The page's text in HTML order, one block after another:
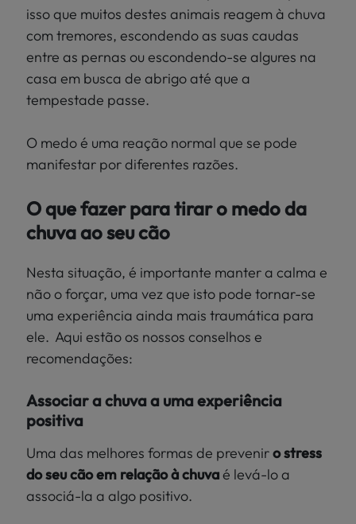
isso que muitos destes animais reagem à chuva
com tremores, escondendo as suas caudas
entre as pernas ou escondendo-se algures na
casa em busca de abrigo até que a
tempestade passe.
O medo é uma reação normal que se pode
manifestar por diferentes razões.
O que fazer para tirar o medo da
chuva ao seu cão
Nesta situação, é importante manter a calma e
não o forçar, uma vez que isto pode tornar-se
uma experiência ainda mais traumática para
ele. Aqui estão os nossos conselhos e
recomendações:
Associar a chuva a uma experiência
positiva
Uma das melhores formas de preveniro stress
do seu cão em relação à chuvaé levá-lo a
associá-la a algo positivo.